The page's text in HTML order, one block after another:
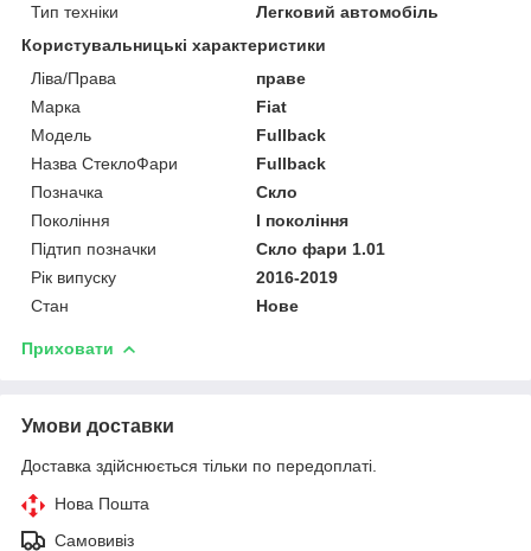
Тип техніки
Легковий автомобіль
Користувальницькі характеристики
Ліва/Права
праве
Марка
Fiat
Мoдель
Fullback
Назва СтеклоФари
Fullback
Позначка
Скло
Покоління
I покоління
Підтип позначки
Скло фари 1.01
Рік випуску
2016-2019
Стан
Нове
Приховати
Умови доставки
Доставка здійснюється тільки по передоплаті.
Нова Пошта
Самовивіз